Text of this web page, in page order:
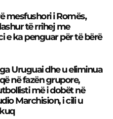
mesfushori i Romës,
të rrihej me
e ka penguar për të bërë
Uruguai dhe u eliminua
në fazën grupore,
më i dobët në
Marchision, i cili u